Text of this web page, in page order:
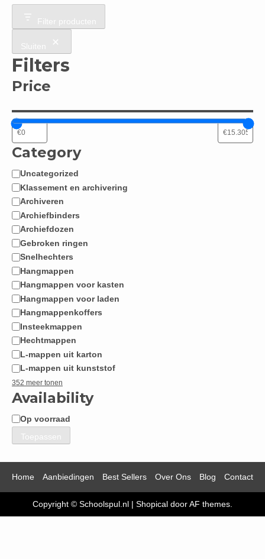
Filter producten
Sluiten
Filters
Price
Category
Categorie
Uncategorized
Klassement en archivering
Archiveren
Archiefbinders
Archiefdozen
Gebroken ringen
Snelhechters
Hangmappen
Hangmappen voor kasten
Hangmappen voor laden
Hangmappenkoffers
Insteekmappen
Hechtmappen
L-mappen uit karton
L-mappen uit kunststof
352 meer tonen
Availability
Beschikbaarheid
Op voorraad
Toepassen
Home Aanbiedingen Best Sellers Over Ons Blog Contact
Copyright © Schoolspul.nl | Shopical door AF themes.